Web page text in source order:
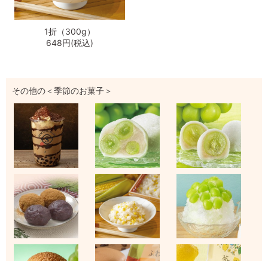
1折（300g）
648円(税込)
その他の＜季節のお菓子＞